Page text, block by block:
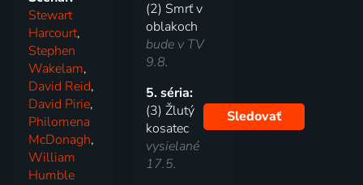
Stewart
Harcourt,
Stephen
Wakelam,
David Reid,
David Pirie,
Philomena
McDonagh,
William
Humble
(2) Smrť v
oblakoch
bude v TV
9.8.
5. séria:
(3) Žlutý
kosatec
vysielané
17.5.
Sledovať